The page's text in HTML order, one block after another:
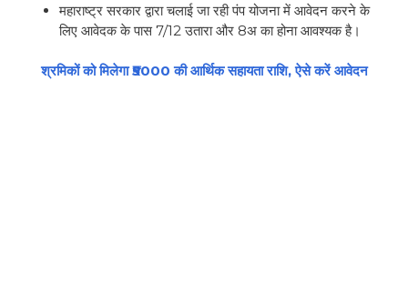
महाराष्ट्र सरकार द्वारा चलाई जा रही पंप योजना में आवेदन करने के
लिए आवेदक के पास 7/12 उतारा और 8अ का होना आवश्यक है।
श्रमिकों को मिलेगा ₹5000 की आर्थिक सहायता राशि, ऐसे करें आवेदन